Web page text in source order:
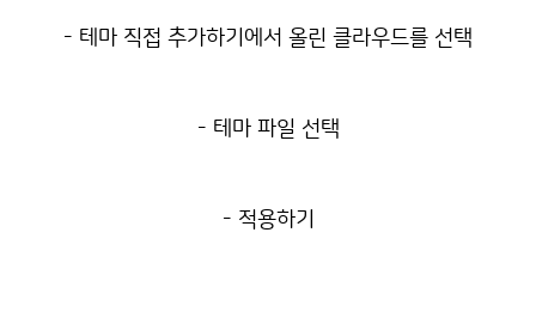
- 테마 직접 추가하기에서 올린 클라우드를 선택
- 테마 파일 선택
- 적용하기